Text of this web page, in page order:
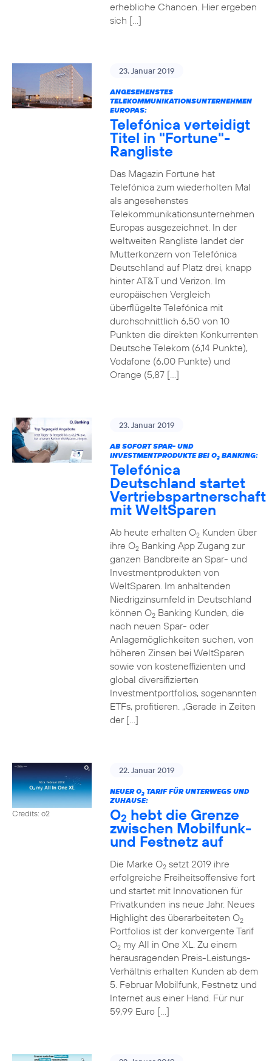
erhebliche Chancen. Hier ergeben
sich […]
23. Januar 2019
ANGESEHENSTES
TELEKOMMUNIKATIONSUNTERNEHMEN
EUROPAS:
Telefónica verteidigt
Titel in "Fortune"-
Rangliste
Das Magazin Fortune hat
Telefónica zum wiederholten Mal
als angesehenstes
Telekommunikationsunternehmen
Europas ausgezeichnet. In der
weltweiten Rangliste landet der
Mutterkonzern von Telefónica
Deutschland auf Platz drei, knapp
hinter AT&T und Verizon. Im
europäischen Vergleich
überflügelte Telefónica mit
durchschnittlich 6,50 von 10
Punkten die direkten Konkurrenten
Deutsche Telekom (6,14 Punkte),
Vodafone (6,00 Punkte) und
Orange (5,87 […]
23. Januar 2019
AB SOFORT SPAR- UND
INVESTMENTPRODUKTE BEI O2BANKING:
Telefónica
Deutschland startet
Vertriebspartnerschaft
mit WeltSparen
Ab heute erhalten O2Kunden über
ihre O2Banking App Zugang zur
ganzen Bandbreite an Spar- und
Investmentprodukten von
WeltSparen. Im anhaltenden
Niedrigzinsumfeld in Deutschland
können O2Banking Kunden, die
nach neuen Spar- oder
Anlagemöglichkeiten suchen, von
höheren Zinsen bei WeltSparen
sowie von kosteneffizienten und
global diversifizierten
Investmentportfolios, sogenannten
ETFs, profitieren. „Gerade in Zeiten
der […]
Credits: o2
22. Januar 2019
NEUER O2TARIF FÜR UNTERWEGS UND
ZUHAUSE:
O2 hebt die Grenze
zwischen Mobilfunk-
und Festnetz auf
Die Marke O2setzt 2019 ihre
erfolgreiche Freiheitsoffensive fort
und startet mit Innovationen für
Privatkunden ins neue Jahr. Neues
Highlight des überarbeiteten O2
Portfolios ist der konvergente Tarif
O2my All in One XL. Zu einem
herausragenden Preis-Leistungs-
Verhältnis erhalten Kunden ab dem
5. Februar Mobilfunk, Festnetz und
Internet aus einer Hand. Für nur
59,99 Euro […]